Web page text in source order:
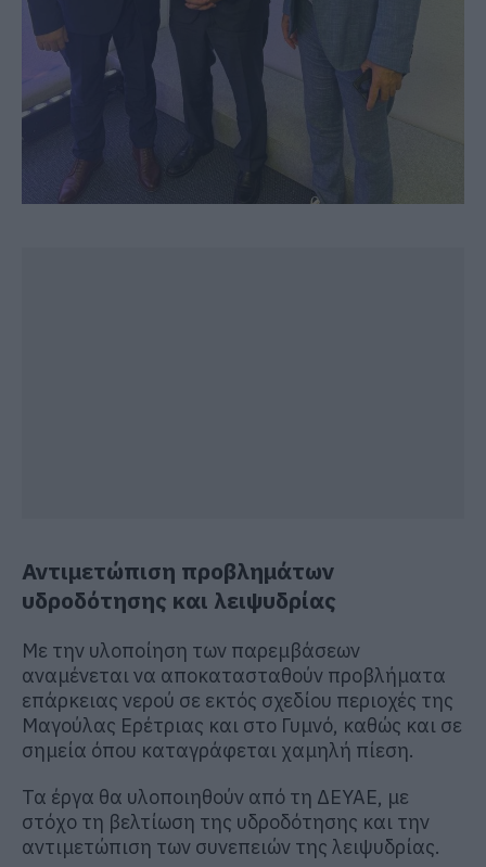
Αντιμετώπιση προβλημάτων
υδροδότησης και λειψυδρίας
Με την υλοποίηση των παρεμβάσεων
αναμένεται να αποκατασταθούν προβλήματα
επάρκειας νερού σε εκτός σχεδίου περιοχές της
Μαγούλας Ερέτριας και στο Γυμνό, καθώς και σε
σημεία όπου καταγράφεται χαμηλή πίεση.
Τα έργα θα υλοποιηθούν από τη ΔΕΥΑΕ, με
στόχο τη βελτίωση της υδροδότησης και την
αντιμετώπιση των συνεπειών της λειψυδρίας.